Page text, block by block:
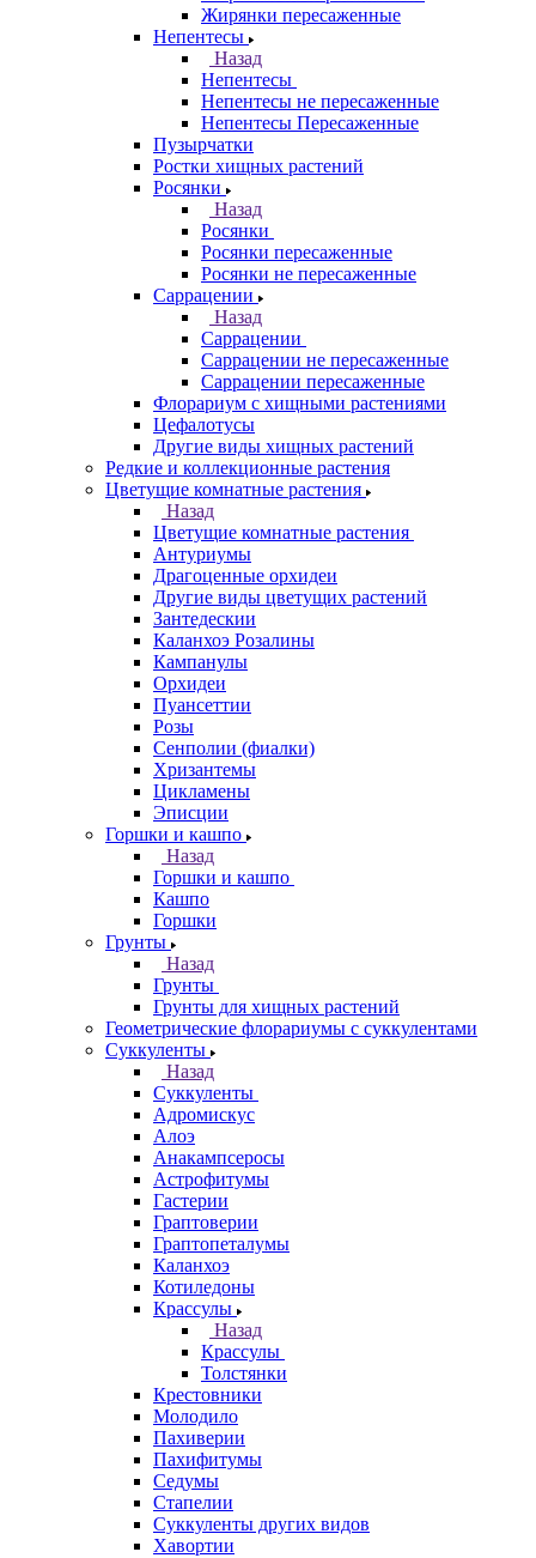
Жирянки пересаженные
Непентесы
Назад
Непентесы
Непентесы не пересаженные
Непентесы Пересаженные
Пузырчатки
Ростки хищных растений
Росянки
Назад
Росянки
Росянки пересаженные
Росянки не пересаженные
Саррацении
Назад
Саррацении
Саррацении не пересаженные
Саррацении пересаженные
Флорариум с хищными растениями
Цефалотусы
Другие виды хищных растений
Редкие и коллекционные растения
Цветущие комнатные растения
Назад
Цветущие комнатные растения
Антуриумы
Драгоценные орхидеи
Другие виды цветущих растений
Зантедескии
Каланхоэ Розалины
Кампанулы
Орхидеи
Пуансеттии
Розы
Сенполии (фиалки)
Хризантемы
Цикламены
Эписции
Горшки и кашпо
Назад
Горшки и кашпо
Кашпо
Горшки
Грунты
Назад
Грунты
Грунты для хищных растений
Геометрические флорариумы с суккулентами
Суккуленты
Назад
Суккуленты
Адромискус
Алоэ
Анакампсеросы
Астрофитумы
Гастерии
Граптоверии
Граптопеталумы
Каланхоэ
Котиледоны
Крассулы
Назад
Крассулы
Толстянки
Крестовники
Молодило
Пахиверии
Пахифитумы
Седумы
Стапелии
Суккуленты других видов
Хавортии